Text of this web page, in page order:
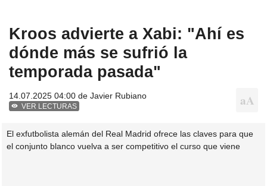
Kroos advierte a Xabi: "Ahí es
dónde más se sufrió la
temporada pasada"
14.07.2025 04:00 de Javier Rubiano
VER LECTURAS
El exfutbolista alemán del Real Madrid ofrece las claves para que
el conjunto blanco vuelva a ser competitivo el curso que viene